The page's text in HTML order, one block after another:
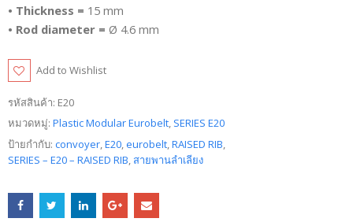
• Thickness = 15 mm
• Rod diameter = Ø 4.6 mm
Add to Wishlist
รหัสสินค้า: E20
หมวดหมู่: Plastic Modular Eurobelt, SERIES E20
ป้ายกำกับ: convoyer,E20,eurobelt,RAISED RIB,
SERIES – E20 – RAISED RIB, สายพานลำเลียง